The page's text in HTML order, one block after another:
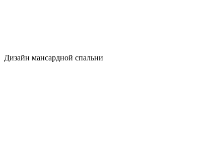
Дизайн мансардной спальни